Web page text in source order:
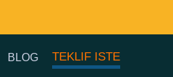
BLOG TEKLIF ISTE